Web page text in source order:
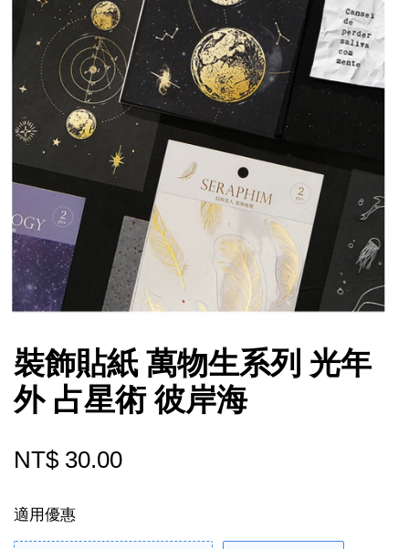
裝飾貼紙 萬物生系列 光年
外 占星術 彼岸海
NT$ 30.00
適用優惠